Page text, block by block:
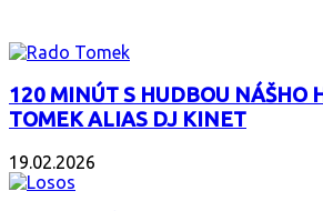
120 MINÚT S HUDBOU NÁŠHO
TOMEK ALIAS DJ KINET
19.02.2026